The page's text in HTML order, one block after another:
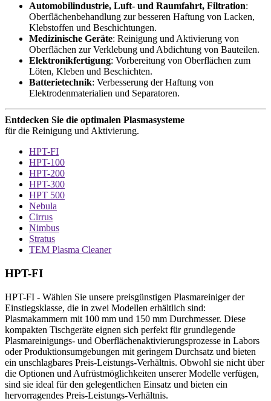
Automobilindustrie, Luft- und Raumfahrt, Filtration:
Oberflächenbehandlung zur besseren Haftung von Lacken,
Klebstoffen und Beschichtungen.
Medizinische Geräte: Reinigung und Aktivierung von
Oberflächen zur Verklebung und Abdichtung von Bauteilen.
Elektronikfertigung: Vorbereitung von Oberflächen zum
Löten, Kleben und Beschichten.
Batterietechnik: Verbesserung der Haftung von
Elektrodenmaterialien und Separatoren.
Entdecken Sie die optimalen Plasmasysteme
für die Reinigung und Aktivierung.
HPT-FI
HPT-100
HPT-200
HPT-300
HPT 500
Nebula
Cirrus
Nimbus
Stratus
TEM Plasma Cleaner
HPT-FI
HPT-FI - Wählen Sie unsere preisgünstigen Plasmareiniger der
Einstiegsklasse, die in zwei Modellen erhältlich sind:
Plasmakammern mit 100 mm und 150 mm Durchmesser. Diese
kompakten Tischgeräte eignen sich perfekt für grundlegende
Plasmareinigungs- und Oberflächenaktivierungsprozesse in Labors
oder Produktionsumgebungen mit geringem Durchsatz und bieten
ein unschlagbares Preis-Leistungs-Verhältnis. Obwohl sie nicht über
die Optionen und Aufrüstmöglichkeiten unserer Modelle verfügen,
sind sie ideal für den gelegentlichen Einsatz und bieten ein
hervorragendes Preis-Leistungs-Verhältnis.